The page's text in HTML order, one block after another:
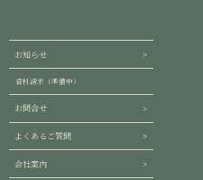
お知らせ
資料請求（準備中）
お問合せ
よくあるご質問
会社案内